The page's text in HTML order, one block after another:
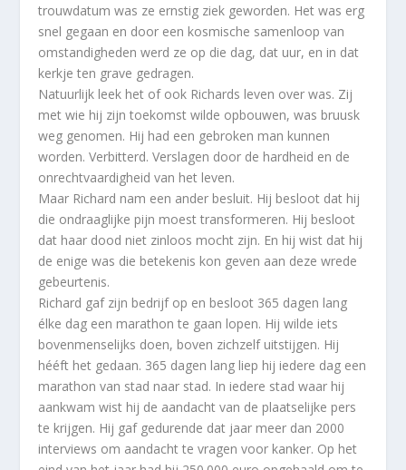
trouwdatum was ze ernstig ziek geworden. Het was erg
snel gegaan en door een kosmische samenloop van
omstandigheden werd ze op die dag, dat uur, en in dat
kerkje ten grave gedragen.
Natuurlijk leek het of ook Richards leven over was. Zij
met wie hij zijn toekomst wilde opbouwen, was bruusk
weg genomen. Hij had een gebroken man kunnen
worden. Verbitterd. Verslagen door de hardheid en de
onrechtvaardigheid van het leven.
Maar Richard nam een ander besluit. Hij besloot dat hij
die ondraaglijke pijn moest transformeren. Hij besloot
dat haar dood niet zinloos mocht zijn. En hij wist dat hij
de enige was die betekenis kon geven aan deze wrede
gebeurtenis.
Richard gaf zijn bedrijf op en besloot 365 dagen lang
élke dag een marathon te gaan lopen. Hij wilde iets
bovenmenselijks doen, boven zichzelf uitstijgen. Hij
hééft het gedaan. 365 dagen lang liep hij iedere dag een
marathon van stad naar stad. In iedere stad waar hij
aankwam wist hij de aandacht van de plaatselijke pers
te krijgen. Hij gaf gedurende dat jaar meer dan 2000
interviews om aandacht te vragen voor kanker. Op het